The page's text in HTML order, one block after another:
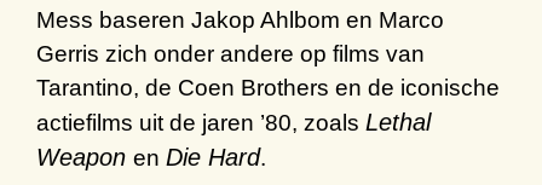
Mess baseren Jakop Ahlbom en Marco
Gerris zich onder andere op films van
Tarantino, de Coen Brothers en de iconische
actiefilms uit de jaren ’80, zoals Lethal
Weapon en Die Hard.